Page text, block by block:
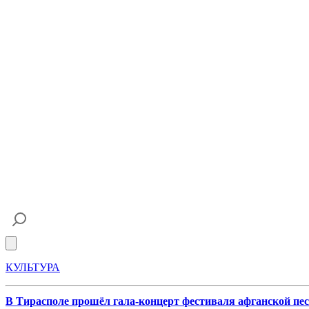
КУЛЬТУРА
В Тирасполе прошёл гала-концерт фестиваля афганской